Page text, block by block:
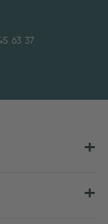
63 37